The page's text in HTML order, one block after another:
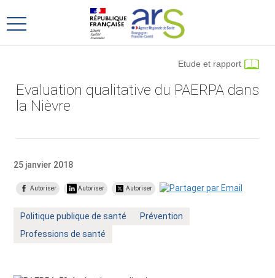
au
menu
au
contenu
Ouvrir
Evaluation qualitative du PAERPA dans
la Nièvre
Etude et rapport
25 janvier 2018
Autoriser Autoriser Autoriser
Mot
:
Politique publique de santé
Mot
Prévention
Mot
Professions de santé